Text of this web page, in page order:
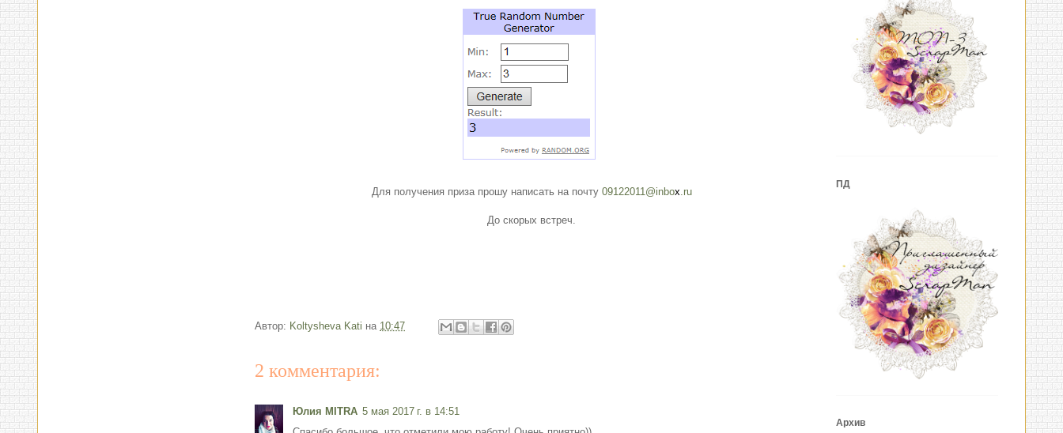
Для получения приза прошу написать на почту 09122011@inbox.ru
До скорых встреч.
Автор: Koltysheva Kati на 10:47
2 комментария:
Юлия MITRA 5 мая 2017 г. в 14:51
ПД
Архив